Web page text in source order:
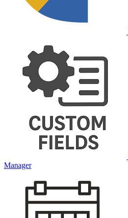
Manager